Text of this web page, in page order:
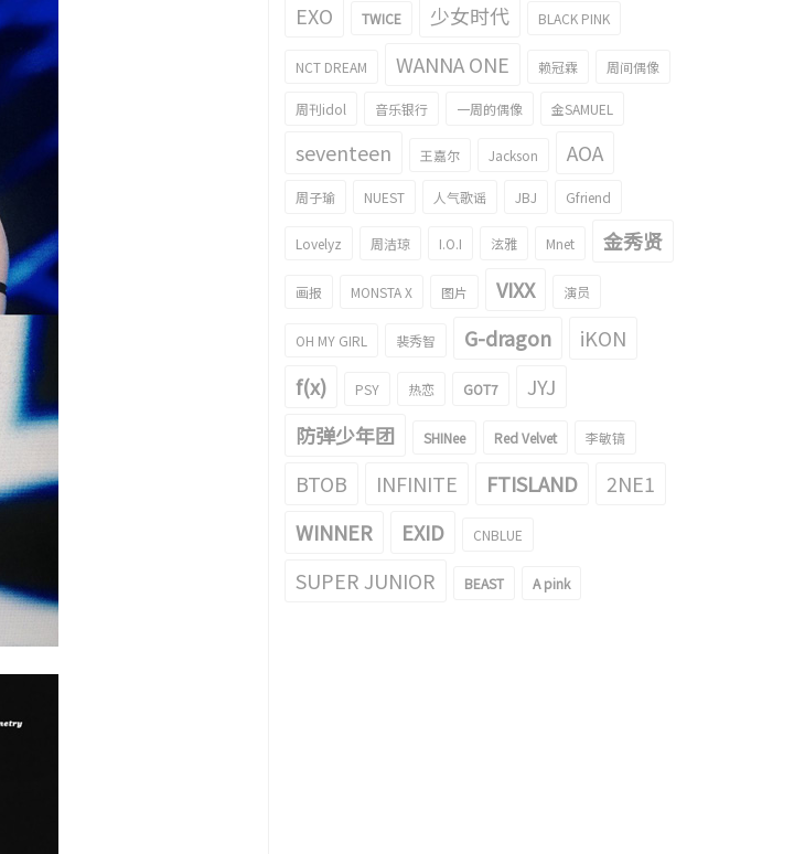
EXO TWICE 少女时代 BLACK PINK
NCT DREAM WANNA ONE 赖冠霖 周间偶像
周刊idol 音乐银行 一周的偶像 金SAMUEL
seventeen 王嘉尔 Jackson AOA
周子瑜 NUEST 人气歌谣 JBJ Gfriend
Lovelyz 周洁琼 I.O.I 泫雅 Mnet 金秀贤
画报 MONSTA X 图片 VIXX 演员
OH MY GIRL 裴秀智 G-dragon
iKON
f(x)
PSY 热恋 GOT7
JYJ
防弹少年团
SHINee Red Velvet 李敏镐
BTOB INFINITE FTISLAND
2NE1
WINNER
EXID CNBLUE
SUPER JUNIOR BEAST A pink